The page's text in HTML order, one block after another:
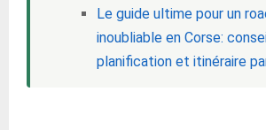
Le guide ultime pour un
inoubliable en Corse:
planification et itinéraire